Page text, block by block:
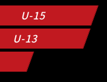
U-15
U-13